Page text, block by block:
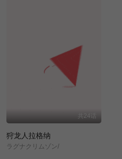
共24话
狩龙人拉格纳
ラグナクリムゾン/